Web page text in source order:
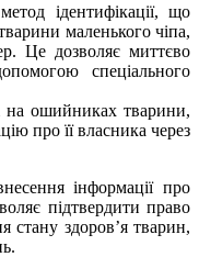
ідентифікації, що
маленького чіпа,
Це дозволяє миттєво
спеціального
на ошийниках тварини,
про її власника через
інформації про
підтвердити право
стану здоров’я тварин,